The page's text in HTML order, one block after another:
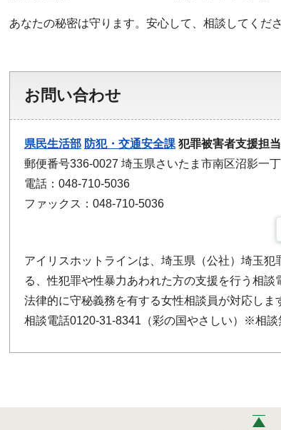
あなたの秘密は守ります。安心して、相談してくださ
お問い合わせ
県民生活部 防犯・交通安全課 犯罪被害者支援担当
郵便番号336-0027 埼玉県さいたま市南区沼影一
電話：048-710-5036
ファックス：048-710-5036
アイリスホットラインは、埼玉県（公社）埼玉
る、性犯罪や性暴力あわれた方の支援を行う相談
法律的に守秘義務を有する女性相談員が対応しま
相談電話0120-31-8341（彩の国やさしい）※相